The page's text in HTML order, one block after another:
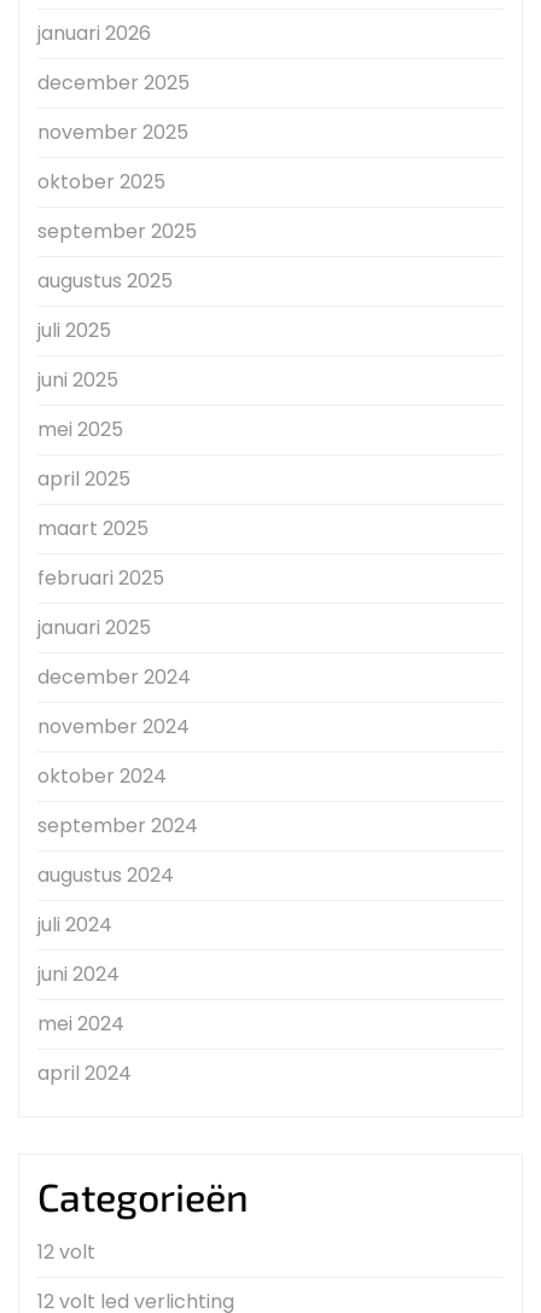
januari 2026
december 2025
november 2025
oktober 2025
september 2025
augustus 2025
juli 2025
juni 2025
mei 2025
april 2025
maart 2025
februari 2025
januari 2025
december 2024
november 2024
oktober 2024
september 2024
augustus 2024
juli 2024
juni 2024
mei 2024
april 2024
Categorieën
12 volt
12 volt led verlichting